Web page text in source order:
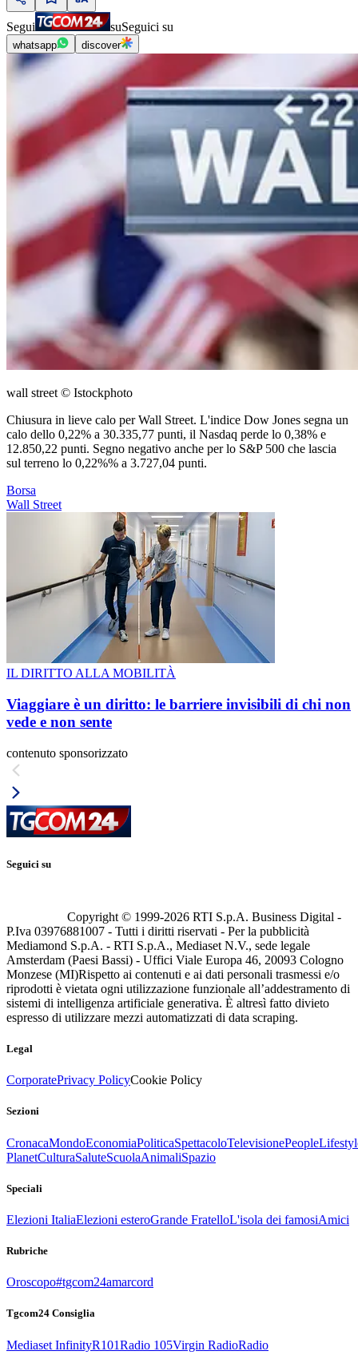
Segui suSeguici su
whatsapp discover
wall street © Istockphoto
Chiusura in lieve calo per Wall Street. L'indice Dow Jones segna un
calo dello 0,22% a 30.335,77 punti, il Nasdaq perde lo 0,38% e
12.850,22 punti. Segno negativo anche per lo S&P 500 che lascia
sul terreno lo 0,22%% a 3.727,04 punti.
Borsa
Wall Street
IL DIRITTO ALLA MOBILITÀ
Viaggiare è un diritto: le barriere invisibili di chi non
vede e non sente
contenuto sponsorizzato
Seguici su
Copyright © 1999-2026 RTI S.p.A. Business Digital -
P.Iva 03976881007 - Tutti i diritti riservati - Per la pubblicità
Mediamond S.p.A. - RTI S.p.A., Mediaset N.V., sede legale
Amsterdam (Paesi Bassi) - Uffici Viale Europa 46, 20093 Cologno
Monzese (MI)Rispetto ai contenuti e ai dati personali trasmessi e/o
riprodotti è vietata ogni utilizzazione funzionale all’addestramento di
sistemi di intelligenza artificiale generativa. È altresì fatto divieto
espresso di utilizzare mezzi automatizzati di data scraping.
Legal
CorporatePrivacy PolicyCookie Policy
Sezioni
CronacaMondoEconomiaPoliticaSpettacoloTelevisionePeople
PlanetCulturaSaluteScuolaAnimaliSpazio
Speciali
Elezioni ItaliaElezioni esteroGrande FratelloL'isola dei famosiAmici
Rubriche
Oroscopo#tgcom24amarcord
Tgcom24 Consiglia
Mediaset InfinityR101Radio 105Virgin RadioRadio